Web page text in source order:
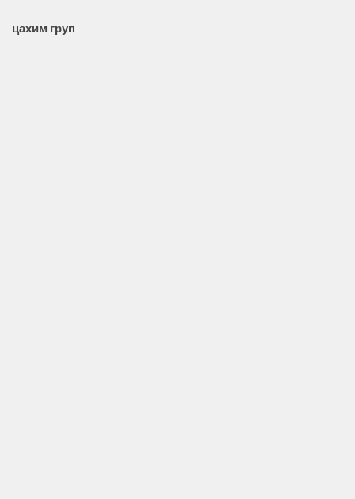
цахим груп